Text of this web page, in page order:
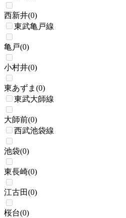
西新井(0)
東武亀戸線
亀戸(0)
小村井(0)
東あずま (0)
東武大師線
大師前(0)
西武池袋線
池袋(0)
東長崎(0)
江古田(0)
桜台(0)